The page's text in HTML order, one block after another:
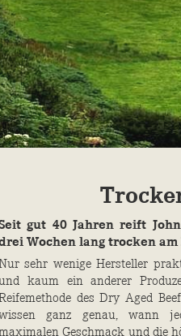
gut 40 Jahren reift
Wochen lang trocken am
sehr wenige Hersteller
kaum ein anderer
des Dry Aged
ganz genau, wann
Geschmack und die